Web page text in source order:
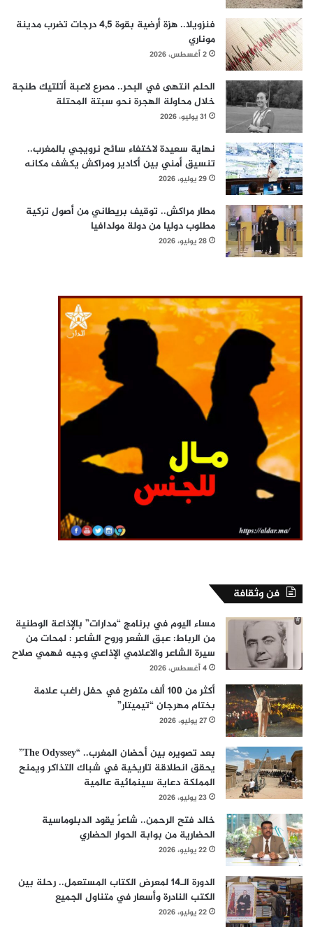
فنزويلا.. هزة أرضية بقوة 4,5 درجات تضرب مدينة
موناري
2 أغسطس، 2026
الحلم انتهى في البحر.. مصرع لاعبة أتلتيك طنجة
خلال محاولة الهجرة نحو سبتة المحتلة
31 يوليو، 2026
نهاية سعيدة لاختفاء سائح نرويجي بالمغرب..
تنسيق أمني بين أكادير ومراكش يكشف مكانه
29 يوليو، 2026
مطار مراكش.. توقيف بريطاني من أصول تركية
مطلوب دوليا من دولة مولدافيا
28 يوليو، 2026
فن وثقافة
مساء اليوم في برنامج “مدارات” بالإذاعة الوطنية
من الرباط: عبق الشعر وروح الشاعر : لمحات من
سيرة الشاعر والاعلامي الإذاعي وجيه فهمي صلاح
4 أغسطس، 2026
أكثر من 100 ألف متفرج في حفل راغب علامة
بختام مهرجان “تيميتار”
27 يوليو، 2026
بعد تصويره بين أحضان المغرب.. “The Odyssey”
يحقق انطلاقة تاريخية في شباك التذاكر ويمنح
المملكة دعاية سينمائية عالمية
23 يوليو، 2026
خالد فتح الرحمن.. شاعرٌ يقود الدبلوماسية
الحضارية من بوابة الحوار الحضاري
22 يوليو، 2026
الدورة الـ14 لمعرض الكتاب المستعمل.. رحلة بين
الكتب النادرة وأسعار في متناول الجميع
22 يوليو، 2026